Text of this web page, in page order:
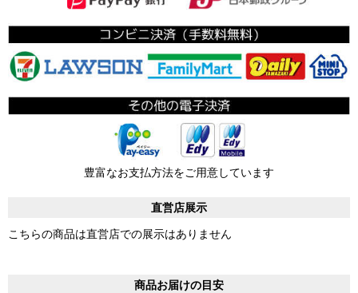
豊富なお支払方法をご用意しています
直営店展示
こちらの商品は直営店での展示はありません
商品お届けの目安